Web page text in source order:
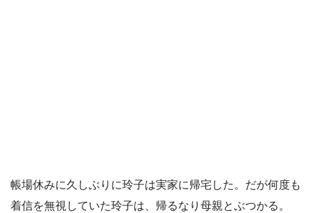
帳場休みに久しぶりに玲子は実家に帰宅した。だが何度も
着信を無視していた玲子は、帰るなり母親とぶつかる。